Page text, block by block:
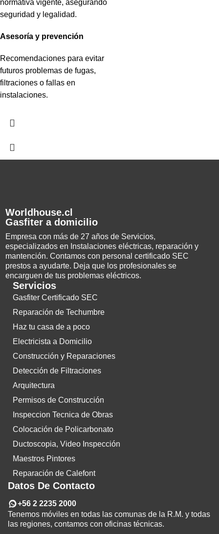
normativa vigente, asegurando
seguridad y legalidad.
Asesoría y prevención
Recomendaciones para evitar
futuros problemas de fugas,
filtraciones o fallas en
instalaciones.
Worldhouse.cl
Gasfiter a domicilio
Empresa con más de 27 años de Servicios,
especializados en Instalaciones eléctricas, reparación y
mantención. Contamos con personal certificado SEC
prestos a ayudarte. Deja que los profesionales se
encarguen de tus problemas eléctricos.
Servicios
Gasfiter Certificado SEC
Reparación de Techumbre
Haz tu casa de a poco
Electricista a Domicilio
Construcción y Reparaciones
Detección de Filtraciones
Arquitectura
Permisos de Construcción
Inspeccion Tecnica de Obras
Colocación de Policarbonato
Ductoscopia, Video Inspección
Maestros Pintores
Reparación de Calefont
Datos De Contacto
+56 2 2235 2000
Tenemos móviles en todas las comunas de la R.M. y todas
las regiones, contamos con oficinas técnicas.